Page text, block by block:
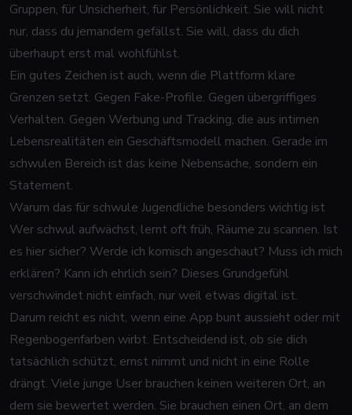
Gruppen, für Unsicherheit, für Persönlichkeit. Sie will nicht
nur, dass du jemandem gefällst. Sie will, dass du dich
überhaupt erst mal wohlfühlst.
Ein gutes Zeichen ist auch, wenn die Plattform klare
Grenzen setzt. Gegen Fake-Profile. Gegen übergriffiges
Verhalten. Gegen Werbung und Tracking, die aus intimen
Lebensrealitäten ein Geschäftsmodell machen. Gerade im
schwulen Bereich ist das keine Nebensache, sondern ein
Statement.
Warum das für schwule Jugendliche besonders wichtig ist
Wer schwul aufwächst, lernt oft früh, Räume zu scannen. Ist
es hier sicher? Werde ich komisch angeschaut? Muss ich mich
erklären? Kann ich ehrlich sein? Dieses Grundgefühl
verschwindet nicht einfach, nur weil etwas digital ist.
Darum reicht es nicht, wenn eine App bunt aussieht oder mit
Regenbogenfarben wirbt. Entscheidend ist, ob sie dich
tatsächlich schützt, ernst nimmt und nicht in eine Rolle
drängt. Viele junge User brauchen keinen weiteren Ort, an
dem sie bewertet werden. Sie brauchen einen Ort, an dem